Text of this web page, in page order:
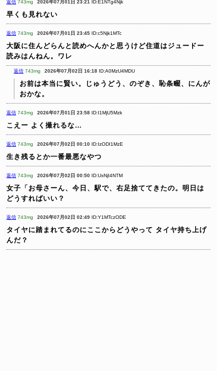
返信 743mg 2026年07月01日 23:21 ID:E1NTg4Njk
早くも見れない
返信 743mg 2026年07月01日 23:45 ID:c5Njk1MTc
大阪に住んどらんと読めへんかと思うけど住道はジュードー
読みはんねん。ワレ
返信 743mg 2026年07月02日 16:18 ID:A0MzU4MDU
お前は本当に賢い。じゅうどう、のぞき、恥条畷、にんが
おかな。
返信 743mg 2026年07月01日 23:58 ID:I1MjU5Mzk
こえー よく撮れるな…
返信 743mg 2026年07月02日 00:10 ID:IzODI1MzE
生き残るとか一番最悪なやつ
返信 743mg 2026年07月02日 00:50 ID:UxNjI4NTM
女子「お母さーん、今日、駅で、右足捨ててきたの。明日は
どうすればいい？
返信 743mg 2026年07月02日 02:49 ID:Y1MTczODE
タイヤに踏まれてるのにここからどうやって タイヤ持ち上げ
んだ？